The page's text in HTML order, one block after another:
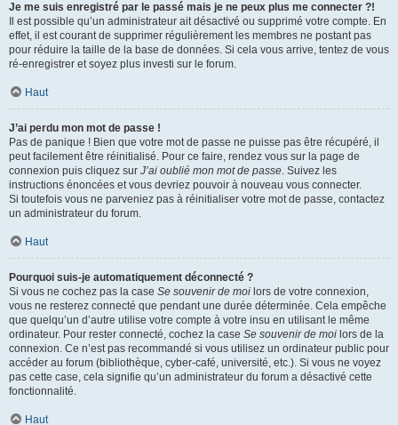
Je me suis enregistré par le passé mais je ne peux plus me connecter ?!
Il est possible qu’un administrateur ait désactivé ou supprimé votre compte. En
effet, il est courant de supprimer régulièrement les membres ne postant pas
pour réduire la taille de la base de données. Si cela vous arrive, tentez de vous
ré-enregistrer et soyez plus investi sur le forum.
Haut
J’ai perdu mon mot de passe !
Pas de panique ! Bien que votre mot de passe ne puisse pas être récupéré, il
peut facilement être réinitialisé. Pour ce faire, rendez vous sur la page de
connexion puis cliquez sur J’ai oublié mon mot de passe. Suivez les
instructions énoncées et vous devriez pouvoir à nouveau vous connecter.
Si toutefois vous ne parveniez pas à réinitialiser votre mot de passe, contactez
un administrateur du forum.
Haut
Pourquoi suis-je automatiquement déconnecté ?
Si vous ne cochez pas la case Se souvenir de moi lors de votre connexion,
vous ne resterez connecté que pendant une durée déterminée. Cela empêche
que quelqu’un d’autre utilise votre compte à votre insu en utilisant le même
ordinateur. Pour rester connecté, cochez la case Se souvenir de moi lors de la
connexion. Ce n’est pas recommandé si vous utilisez un ordinateur public pour
accéder au forum (bibliothèque, cyber-café, université, etc.). Si vous ne voyez
pas cette case, cela signifie qu’un administrateur du forum a désactivé cette
fonctionnalité.
Haut